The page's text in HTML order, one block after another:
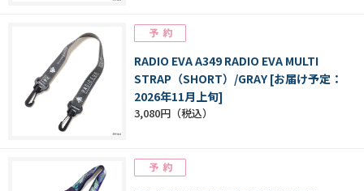
RADIO EVA A349 RADIO EVA MULTI
STRAP（SHORT）/GRAY [お届け予定：
2026年11月上旬]
3,080円